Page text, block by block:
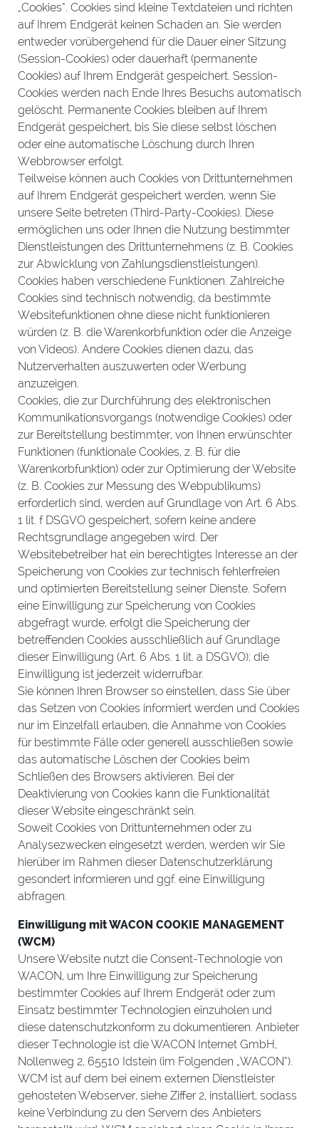
„Cookies“. Cookies sind kleine Textdateien und richten
auf Ihrem Endgerät keinen Schaden an. Sie werden
entweder vorübergehend für die Dauer einer Sitzung
(Session-Cookies) oder dauerhaft (permanente
Cookies) auf Ihrem Endgerät gespeichert. Session-
Cookies werden nach Ende Ihres Besuchs automatisch
gelöscht. Permanente Cookies bleiben auf Ihrem
Endgerät gespeichert, bis Sie diese selbst löschen
oder eine automatische Löschung durch Ihren
Webbrowser erfolgt.
Teilweise können auch Cookies von Drittunternehmen
auf Ihrem Endgerät gespeichert werden, wenn Sie
unsere Seite betreten (Third-Party-Cookies). Diese
ermöglichen uns oder Ihnen die Nutzung bestimmter
Dienstleistungen des Drittunternehmens (z. B. Cookies
zur Abwicklung von Zahlungsdienstleistungen).
Cookies haben verschiedene Funktionen. Zahlreiche
Cookies sind technisch notwendig, da bestimmte
Websitefunktionen ohne diese nicht funktionieren
würden (z. B. die Warenkorbfunktion oder die Anzeige
von Videos). Andere Cookies dienen dazu, das
Nutzerverhalten auszuwerten oder Werbung
anzuzeigen.
Cookies, die zur Durchführung des elektronischen
Kommunikationsvorgangs (notwendige Cookies) oder
zur Bereitstellung bestimmter, von Ihnen erwünschter
Funktionen (funktionale Cookies, z. B. für die
Warenkorbfunktion) oder zur Optimierung der Website
(z. B. Cookies zur Messung des Webpublikums)
erforderlich sind, werden auf Grundlage von Art. 6 Abs.
1 lit. f DSGVO gespeichert, sofern keine andere
Rechtsgrundlage angegeben wird. Der
Websitebetreiber hat ein berechtigtes Interesse an der
Speicherung von Cookies zur technisch fehlerfreien
und optimierten Bereitstellung seiner Dienste. Sofern
eine Einwilligung zur Speicherung von Cookies
abgefragt wurde, erfolgt die Speicherung der
betreffenden Cookies ausschließlich auf Grundlage
dieser Einwilligung (Art. 6 Abs. 1 lit. a DSGVO); die
Einwilligung ist jederzeit widerrufbar.
Sie können Ihren Browser so einstellen, dass Sie über
das Setzen von Cookies informiert werden und Cookies
nur im Einzelfall erlauben, die Annahme von Cookies
für bestimmte Fälle oder generell ausschließen sowie
das automatische Löschen der Cookies beim
Schließen des Browsers aktivieren. Bei der
Deaktivierung von Cookies kann die Funktionalität
dieser Website eingeschränkt sein.
Soweit Cookies von Drittunternehmen oder zu
Analysezwecken eingesetzt werden, werden wir Sie
hierüber im Rahmen dieser Datenschutzerklärung
gesondert informieren und ggf. eine Einwilligung
abfragen.
Einwilligung mit WACON COOKIE MANAGEMENT
(WCM)
Unsere Website nutzt die Consent-Technologie von
WACON, um Ihre Einwilligung zur Speicherung
bestimmter Cookies auf Ihrem Endgerät oder zum
Einsatz bestimmter Technologien einzuholen und
diese datenschutzkonform zu dokumentieren. Anbieter
dieser Technologie ist die WACON Internet GmbH,
Nollenweg 2, 65510 Idstein (im Folgenden „WACON“).
WCM ist auf dem bei einem externen Dienstleister
gehosteten Webserver, siehe Ziffer 2, installiert, sodass
keine Verbindung zu den Servern des Anbieters